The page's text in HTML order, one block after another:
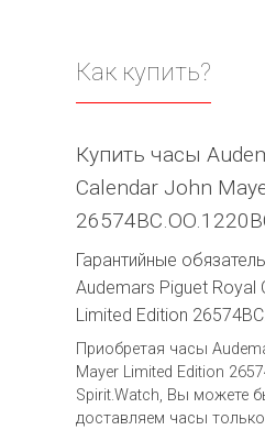
Как купить?
Купить часы
Calendar John
Гарантийные
Audemars Piguet Royal
Limited Edition
Приобретая часы
Mayer Limited Edition
Spirit.Watch, Вы можете
доставляем часы